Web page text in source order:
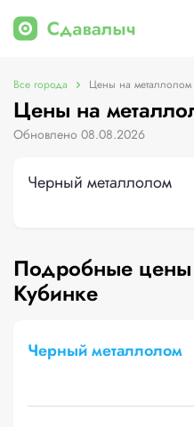
Все города Цены на металлолом
Цены на
Обновлено 08.08.2026
Черный металлолом
Подробные цены
Кубинке
Черный металлолом